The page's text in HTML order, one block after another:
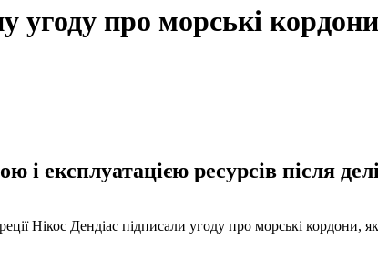
угоду про морські кордони
і експлуатацією ресурсів після
Нікос Дендіас підписали угоду про морські